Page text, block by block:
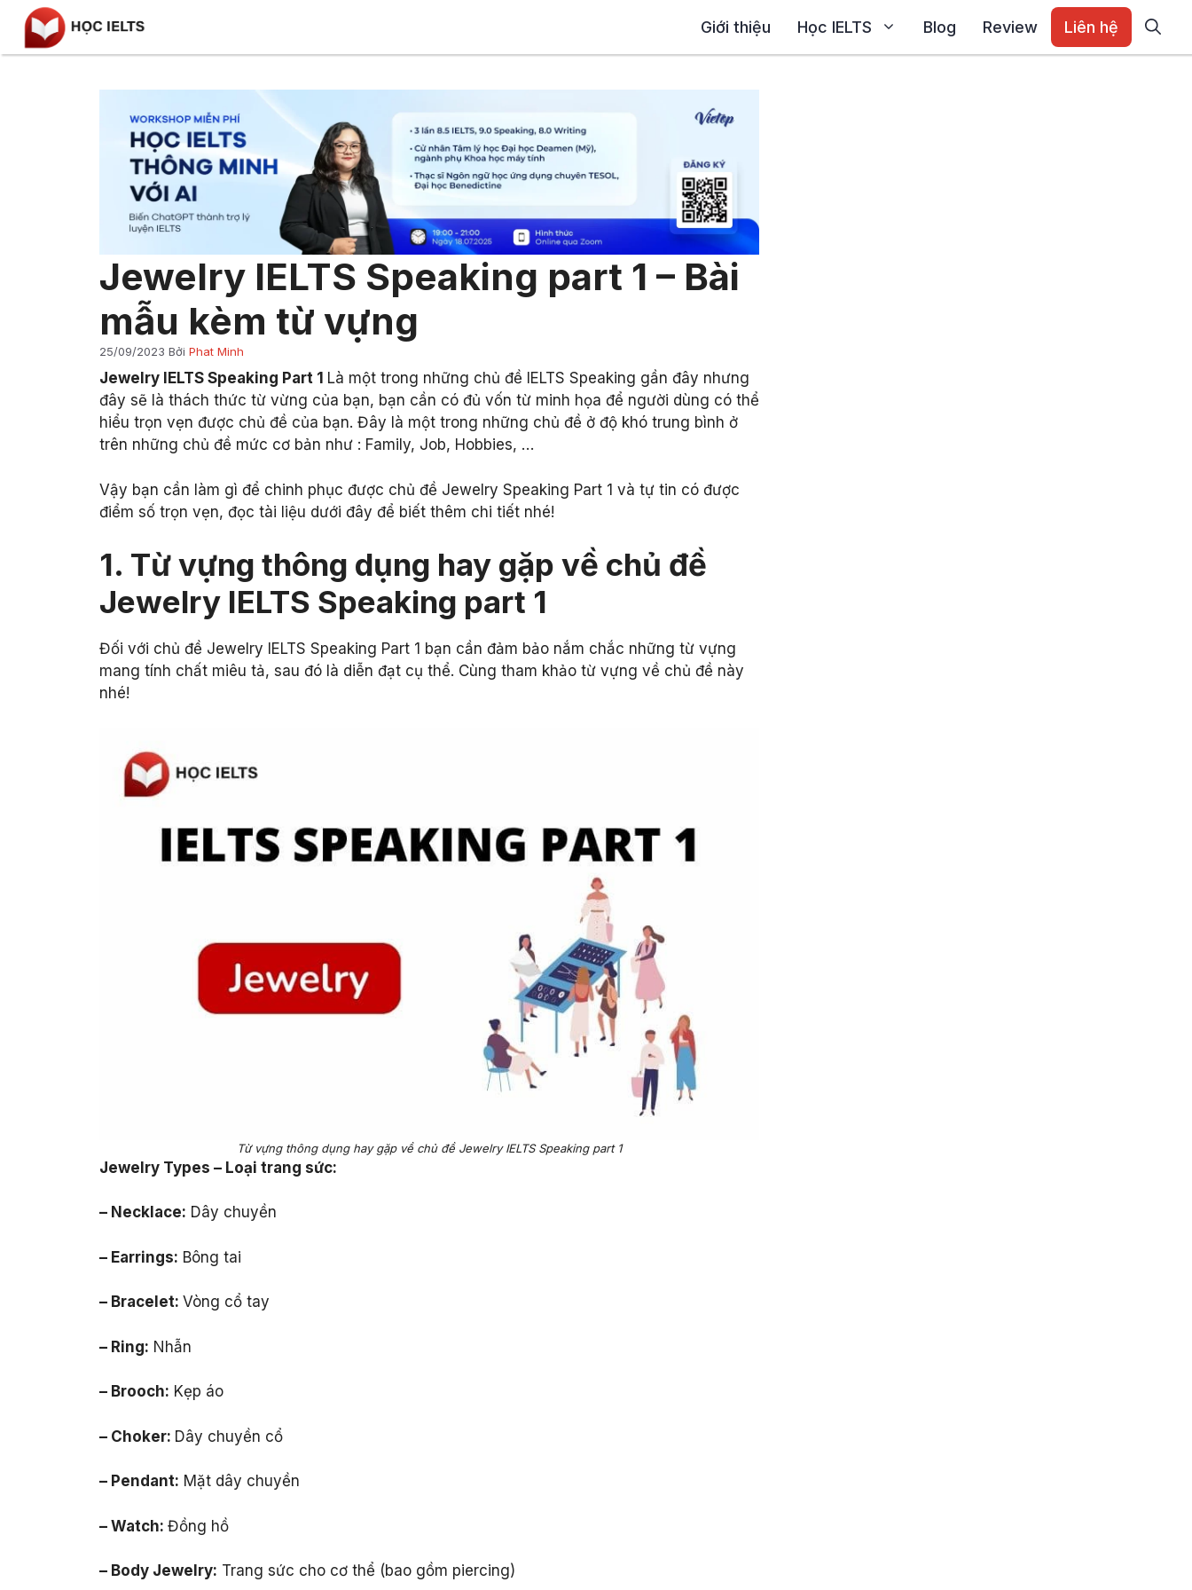
Chuyển
đến
nội
Giới thiệu Học IELTS Blog Review Liên hệ
Jewelry IELTS Speaking part 1 – Bài
mẫu kèm từ vựng
25/09/2023 Bởi Phat Minh
Jewelry IELTS Speaking Part 1 Là một trong những chủ đề IELTS Speaking gần đây nhưng
đây sẽ là thách thức từ vừng của bạn, bạn cần có đủ vốn từ minh họa để người dùng có thể
hiểu trọn vẹn được chủ đề của bạn. Đây là một trong những chủ đề ở độ khó trung bình ở
trên những chủ đề mức cơ bản như : Family, Job, Hobbies, …
Vậy bạn cần làm gì để chinh phục được chủ đề Jewelry Speaking Part 1 và tự tin có được
điểm số trọn vẹn, đọc tài liệu dưới đây để biết thêm chi tiết nhé!
1. Từ vựng thông dụng hay gặp về chủ đề
Jewelry IELTS Speaking part 1
Đối với chủ đề Jewelry IELTS Speaking Part 1 bạn cần đảm bảo nắm chắc những từ vựng
mang tính chất miêu tả, sau đó là diễn đạt cụ thể. Cùng tham khảo từ vựng về chủ đề này
nhé!
Từ vựng thông dụng hay gặp về chủ đề Jewelry IELTS Speaking part 1
Jewelry Types – Loại trang sức:
– Necklace: Dây chuyền
– Earrings: Bông tai
– Bracelet: Vòng cổ tay
– Ring: Nhẫn
– Brooch: Kẹp áo
– Choker: Dây chuyền cổ
– Pendant: Mặt dây chuyền
– Watch: Đồng hồ
– Body Jewelry: Trang sức cho cơ thể (bao gồm piercing)